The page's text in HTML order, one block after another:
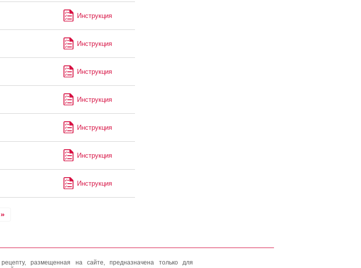
Инструкция
Инструкция
Инструкция
Инструкция
Инструкция
Инструкция
Инструкция
»
размещенная на сайте, предназначена только для